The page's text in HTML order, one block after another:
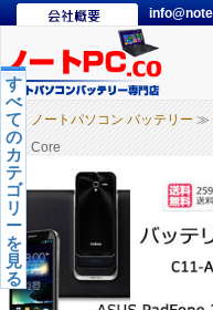
ノートパソコン バッテリー ≫
Core
す
べ
て
の
カ
テ
ゴ
リ
ー
を
見
る